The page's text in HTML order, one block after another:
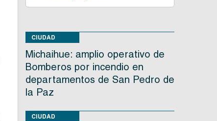
CIUDAD
Michaihue: amplio operativo de
Bomberos por incendio en
departamentos de San Pedro de
la Paz
CIUDAD